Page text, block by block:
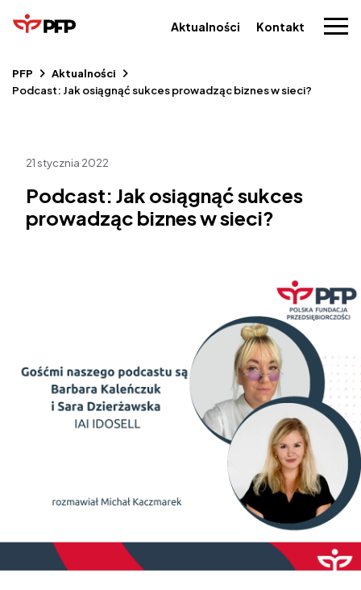
Aktualności Kontakt
PFP
Aktualności
Podcast: Jak osiągnąć sukces prowadząc biznes w sieci?
21 stycznia 2022
Podcast: Jak osiągnąć sukces
prowadząc biznes w sieci?